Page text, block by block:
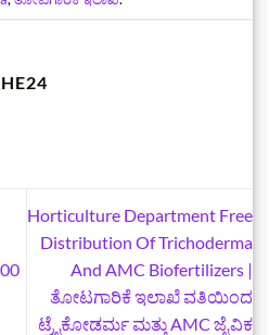
Horticulture Department Free
Distribution Of Trichoderma
And AMC Biofertilizers |
ತೋಟಗಾರಿಕೆ ಇಲಾಖೆ ವತಿಯಿಂದ
ಟ್ರೈಕೋಡರ್ಮ ಮತ್ತು AMC ಜೈವಿಕ